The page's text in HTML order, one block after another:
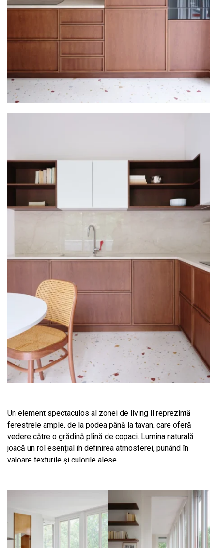
Un element spectaculos al zonei de living îl reprezintă
ferestrele ample, de la podea până la tavan, care oferă
vedere către o grădină plină de copaci. Lumina naturală
joacă un rol esențial în definirea atmosferei, punând în
valoare texturile și culorile alese.